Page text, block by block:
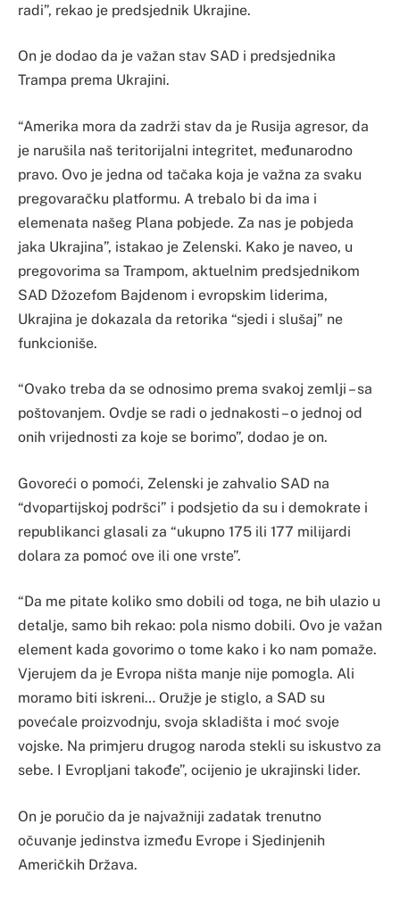
radi”, rekao je predsjednik Ukrajine.
On je dodao da je važan stav SAD i predsjednika
Trampa prema Ukrajini.
“Amerika mora da zadrži stav da je Rusija agresor, da
je narušila naš teritorijalni integritet, međunarodno
pravo. Ovo je jedna od tačaka koja je važna za svaku
pregovaračku platformu. A trebalo bi da ima i
elemenata našeg Plana pobjede. Za nas je pobjeda
jaka Ukrajina”, istakao je Zelenski. Kako je naveo, u
pregovorima sa Trampom, aktuelnim predsjednikom
SAD Džozefom Bajdenom i evropskim liderima,
Ukrajina je dokazala da retorika “sjedi i slušaj” ne
funkcioniše.
“Ovako treba da se odnosimo prema svakoj zemlji – sa
poštovanjem. Ovdje se radi o jednakosti – o jednoj od
onih vrijednosti za koje se borimo”, dodao je on.
Govoreći o pomoći, Zelenski je zahvalio SAD na
“dvopartijskoj podršci” i podsjetio da su i demokrate i
republikanci glasali za “ukupno 175 ili 177 milijardi
dolara za pomoć ove ili one vrste”.
“Da me pitate koliko smo dobili od toga, ne bih ulazio u
detalje, samo bih rekao: pola nismo dobili. Ovo je važan
element kada govorimo o tome kako i ko nam pomaže.
Vjerujem da je Evropa ništa manje nije pomogla. Ali
moramo biti iskreni… Oružje je stiglo, a SAD su
povećale proizvodnju, svoja skladišta i moć svoje
vojske. Na primjeru drugog naroda stekli su iskustvo za
sebe. I Evropljani takođe”, ocijenio je ukrajinski lider.
On je poručio da je najvažniji zadatak trenutno
očuvanje jedinstva između Evrope i Sjedinjenih
Američkih Država.